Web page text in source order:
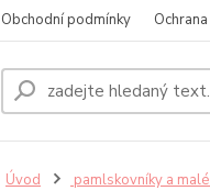
Obchodní podmínky
Úvod pamlskovníky a